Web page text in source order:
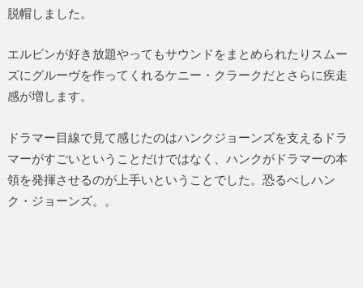
脱帽しました。
エルビンが好き放題やってもサウンドをまとめられたりスムー
ズにグルーヴを作ってくれるケニー・クラークだとさらに疾走
感が増します。
ドラマー目線で見て感じたのはハンクジョーンズを支えるドラ
マーがすごいということだけではなく、ハンクがドラマーの本
領を発揮させるのが上手いということでした。恐るべしハン
ク・ジョーンズ。。